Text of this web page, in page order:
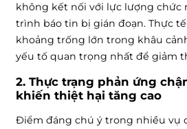
không kết nối với lực lượng chức
trình báo tin bị gián đoạn. Thực
khoảng trống lớn trong khâu
yếu tố quan trọng nhất để giảm
2. Thực trạng phản ứng
khiến thiệt hại tăng cao
Điểm đáng chú ý trong nhiều vụ